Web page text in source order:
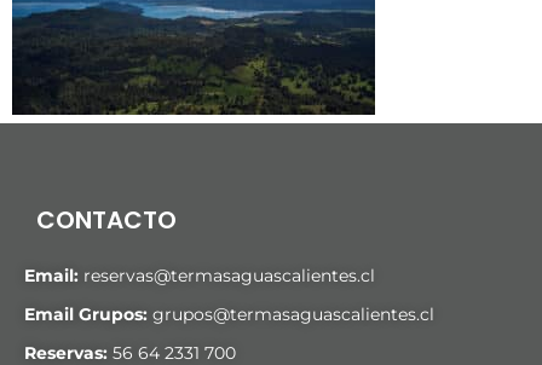
CONTACTO
Email: reservas@termasaguascalientes.cl
Email Grupos: grupos@termasaguascalientes.cl
Reservas: 56 64 2331 700